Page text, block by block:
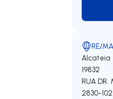
RE/
Alcateia
19832
RUA DR.
2830-102